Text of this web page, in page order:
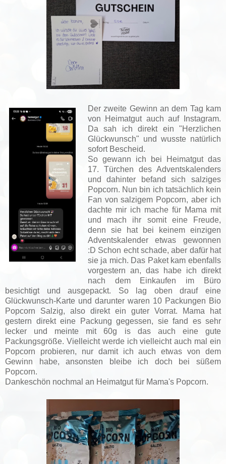
Der zweite Gewinn an dem Tag kam
von Heimatgut auch auf Instagram.
Da sah ich direkt ein "Herzlichen
Glückwunsch" und wusste natürlich
sofort Bescheid.
So gewann ich bei Heimatgut das
17. Türchen des Adventskalenders
und dahinter befand sich salziges
Popcorn. Nun bin ich tatsächlich kein
Fan von salzigem Popcorn, aber ich
dachte mir ich mache für Mama mit
und mach ihr somit eine Freude,
denn sie hat bei keinem einzigen
Adventskalender etwas gewonnen
:D Schon echt schade, aber dafür hat
sie ja mich. Das Paket kam ebenfalls
vorgestern an, das habe ich direkt
nach dem Einkaufen im Büro
besichtigt und ausgepackt. So lag oben drauf eine
Glückwunsch-Karte und darunter waren 10 Packungen Bio
Popcorn Salzig, also direkt ein guter Vorrat. Mama hat
gestern direkt eine Packung gegessen, sie fand es sehr
lecker und meinte mit 60g is das auch eine gute
Packungsgröße. Vielleicht werde ich vielleicht auch mal ein
Popcorn probieren, nur damit ich auch etwas von dem
Gewinn habe, ansonsten bleibe ich doch bei süßem
Popcorn.
Dankeschön nochmal an Heimatgut für Mama's Popcorn.